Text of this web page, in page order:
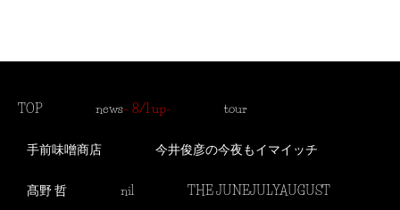
TOP news– 8/1 up- tour
手前味噌商店 今井俊彦の今夜もイマイッチ
髙野 哲 nil THE JUNEJULYAUGUST